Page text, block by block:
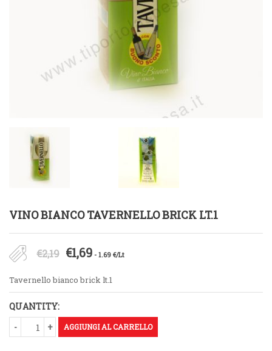
VINO BIANCO TAVERNELLO BRICK LT.1
€2,19 Il
originale
€2,19.
€1,69Il
attuale
€1,69.
- 1.69 €/Lt
Tavernello bianco brick lt.1
QUANTITY:
AGGIUNGI AL CARRELLO